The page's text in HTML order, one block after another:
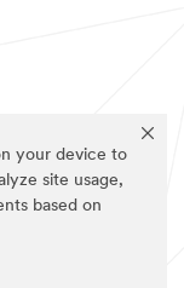
your device to
site usage,
based on